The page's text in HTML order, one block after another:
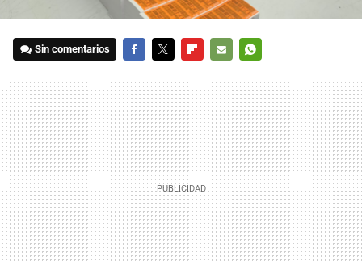
Sin comentarios
MAIL